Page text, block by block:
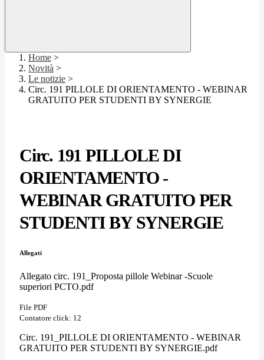
Home >
Novità >
Le notizie >
Circ. 191 PILLOLE DI ORIENTAMENTO - WEBINAR
GRATUITO PER STUDENTI BY SYNERGIE
Circ. 191 PILLOLE DI
ORIENTAMENTO -
WEBINAR GRATUITO PER
STUDENTI BY SYNERGIE
Allegati
Allegato circ. 191_Proposta pillole Webinar -Scuole
superiori PCTO.pdf
File PDF
Contatore click: 12
Circ. 191_PILLOLE DI ORIENTAMENTO - WEBINAR
GRATUITO PER STUDENTI BY SYNERGIE.pdf